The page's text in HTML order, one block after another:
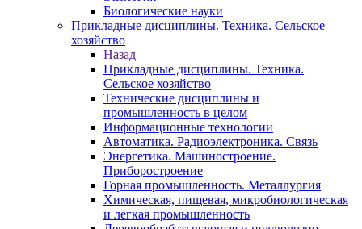
Биологические науки
Прикладные дисциплины. Техника. Сельское
хозяйство
Назад
Прикладные дисциплины. Техника.
Сельское хозяйство
Технические дисциплины и
промышленность в целом
Информационные технологии
Автоматика. Радиоэлектроника. Связь
Энергетика. Машиностроение.
Приборостроение
Горная промышленность. Металлургия
Химическая, пищевая, микробиологическая
и легкая промышленность